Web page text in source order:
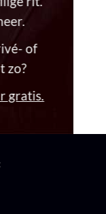
of
zo?
gratis.